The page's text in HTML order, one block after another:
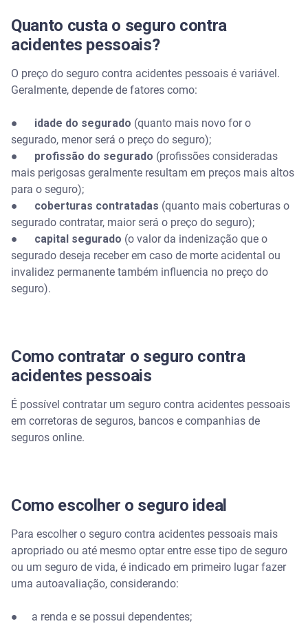
Quanto custa o seguro contra
acidentes pessoais?
O preço do seguro contra acidentes pessoais é variável.
Geralmente, depende de fatores como:
● idade do segurado (quanto mais novo for o
segurado, menor será o preço do seguro);
●
profissão do segurado (profissões consideradas
mais perigosas geralmente resultam em preços mais altos
para o seguro);
●
coberturas contratadas (quanto mais coberturas o
segurado contratar, maior será o preço do seguro);
●
capital segurado (o valor da indenização que o
segurado deseja receber em caso de morte acidental ou
invalidez permanente também influencia no preço do
seguro).
Como contratar o seguro contra
acidentes pessoais
É possível contratar um seguro contra acidentes pessoais
em corretoras de seguros, bancos e companhias de
seguros online.
Como escolher o seguro ideal
Para escolher o seguro contra acidentes pessoais mais
apropriado ou até mesmo optar entre esse tipo de seguro
ou um seguro de vida, é indicado em primeiro lugar fazer
uma autoavaliação, considerando:
● a renda e se possui dependentes;